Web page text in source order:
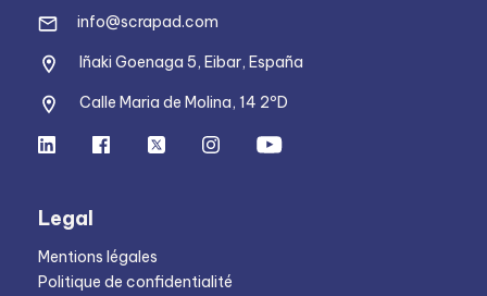
info@scrapad.com
Iñaki Goenaga 5, Eibar, España
Calle Maria de Molina, 14 2ºD
Legal
Mentions légales
Politique de confidentialité